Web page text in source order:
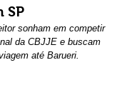
SP
sonham em competir
da CBJJE e buscam
até Barueri.